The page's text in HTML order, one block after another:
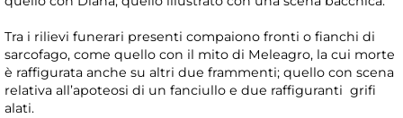
Tra i rilievi funerari presenti compaiono fronti o fianchi di
sarcofago, come quello con il mito di Meleagro, la cui morte
è raffigurata anche su altri due frammenti; quello con scena
relativa all’apoteosi di un fanciullo e due raffiguranti grifi
alati.